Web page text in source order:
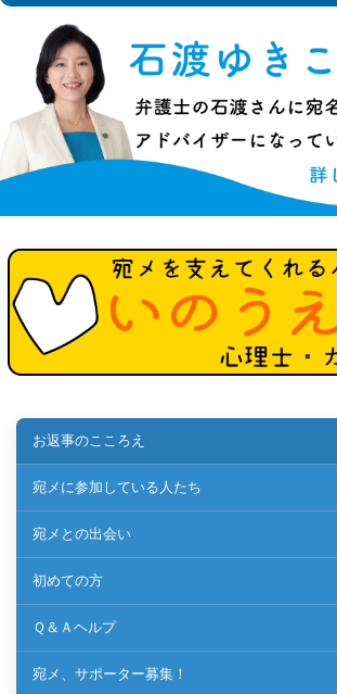
お返事のこころえ
宛メに参加している人たち
宛メとの出会い
初めての方
Ｑ＆Ａヘルプ
宛メ、サポーター募集！